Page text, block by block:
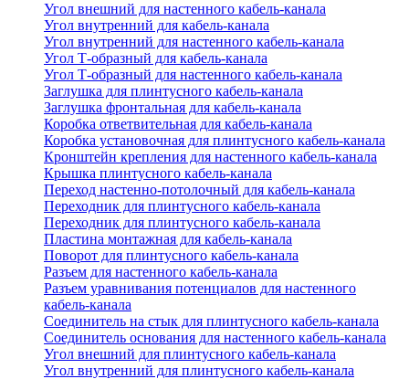
Угол внешний для настенного кабель-канала
Угол внутренний для кабель-канала
Угол внутренний для настенного кабель-канала
Угол Т-образный для кабель-канала
Угол Т-образный для настенного кабель-канала
Заглушка для плинтусного кабель-канала
Заглушка фронтальная для кабель-канала
Коробка ответвительная для кабель-канала
Коробка установочная для плинтусного кабель-канала
Кронштейн крепления для настенного кабель-канала
Крышка плинтусного кабель-канала
Переход настенно-потолочный для кабель-канала
Переходник для плинтусного кабель-канала
Переходник для плинтусного кабель-канала
Пластина монтажная для кабель-канала
Поворот для плинтусного кабель-канала
Разъем для настенного кабель-канала
Разъем уравнивания потенциалов для настенного
кабель-канала
Соединитель на стык для плинтусного кабель-канала
Соединитель основания для настенного кабель-канала
Угол внешний для плинтусного кабель-канала
Угол внутренний для плинтусного кабель-канала